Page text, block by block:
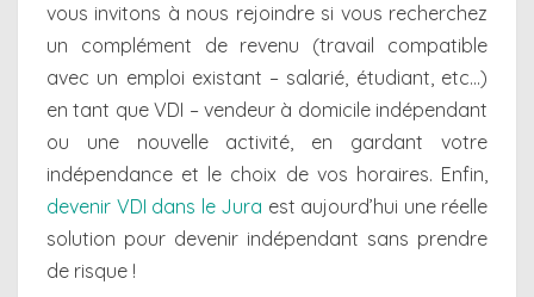
vous invitons à nous rejoindre si vous recherchez
un complément de revenu (travail compatible
avec un emploi existant – salarié, étudiant, etc…)
en tant que VDI – vendeur à domicile indépendant
ou une nouvelle activité, en gardant votre
indépendance et le choix de vos horaires. Enfin,
devenir VDI dans le Jura est aujourd’hui une réelle
solution pour devenir indépendant sans prendre
de risque !